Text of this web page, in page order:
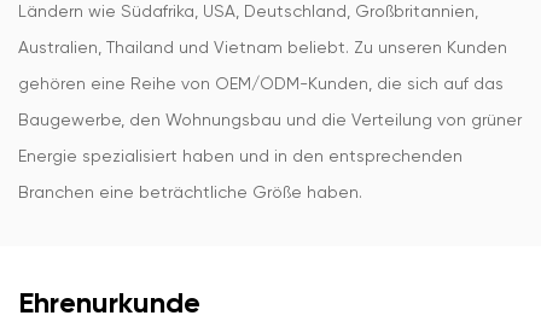
Ländern wie Südafrika, USA, Deutschland, Großbritannien,
Australien, Thailand und Vietnam beliebt. Zu unseren Kunden
gehören eine Reihe von OEM/ODM-Kunden, die sich auf das
Baugewerbe, den Wohnungsbau und die Verteilung von grüner
Energie spezialisiert haben und in den entsprechenden
Branchen eine beträchtliche Größe haben.
Ehrenurkunde